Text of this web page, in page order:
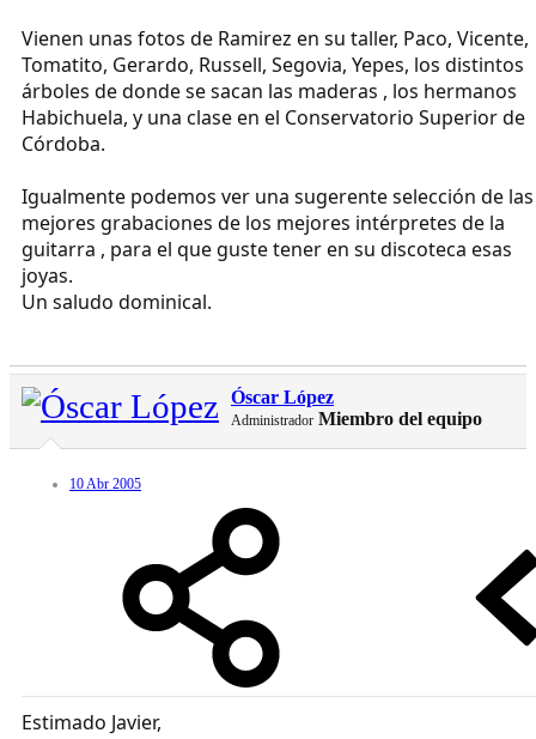
Vienen unas fotos de Ramirez en su taller, Paco, Vicente,
Tomatito, Gerardo, Russell, Segovia, Yepes, los distintos
árboles de donde se sacan las maderas , los hermanos
Habichuela, y una clase en el Conservatorio Superior de
Córdoba.
Igualmente podemos ver una sugerente selección de las
mejores grabaciones de los mejores intérpretes de la
guitarra , para el que guste tener en su discoteca esas
joyas.
Un saludo dominical.
Óscar López
Administrador Miembro del equipo
10 Abr 2005
Estimado Javier,